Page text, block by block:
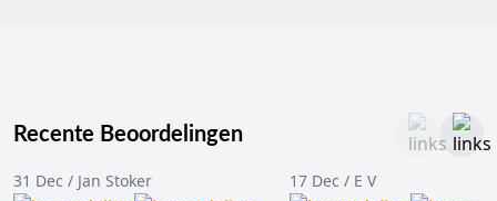
Recente Beoordelingen
31 Dec / Jan Stoker 17 Dec / E V